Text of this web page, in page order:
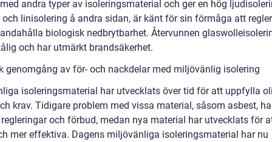
andra typer av isoleringsmaterial och ger en hög
och linisolering å andra sidan, är känt för sin förmåga att
biologisk nedbrytbarhet. Återvunnen
och har utmärkt brandsäkerhet.
genomgång av för- och nackdelar med miljövänlig isolering
isoleringsmaterial har utvecklats över tid för att uppfylla
krav. Tidigare problem med vissa material, såsom asbest,
och förbud, medan nya material har utvecklats för
mer effektiva. Dagens miljövänliga isoleringsmaterial har nu